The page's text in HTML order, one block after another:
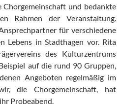
und bedankte
Rahmen der Veranstaltung.
für verschiedene
Lebens in Stadthagen vor. Rita
des Kulturzentrums
auf die rund 90 Gruppen,
Angeboten regelmäßig im
die Chorgemeinschaft, hat
Probeabend.